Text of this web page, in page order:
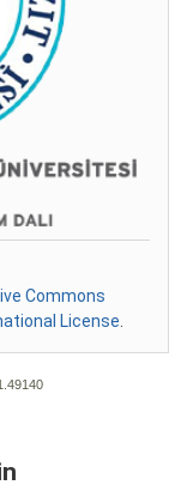
Commons
License.